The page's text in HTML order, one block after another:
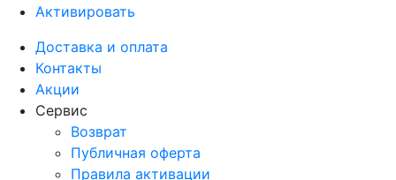
Активировать
Доставка и оплата
Контакты
Акции
Сервис
Возврат
Публичная оферта
Правила активации